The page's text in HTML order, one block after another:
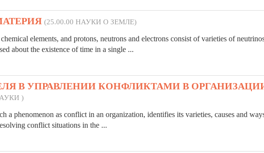
(25.00.00 НАУКИ О ЗЕМЛЕ)
elements, and protons, neutrons and electrons consist ofvarieties of
about the existence of time in a single ...
В УПРАВЛЕНИИ КОНФЛИКТАМИ В
)
a phenomenon as conflict in an organization, identifies its varieties, causes and
conflict situations in the ...